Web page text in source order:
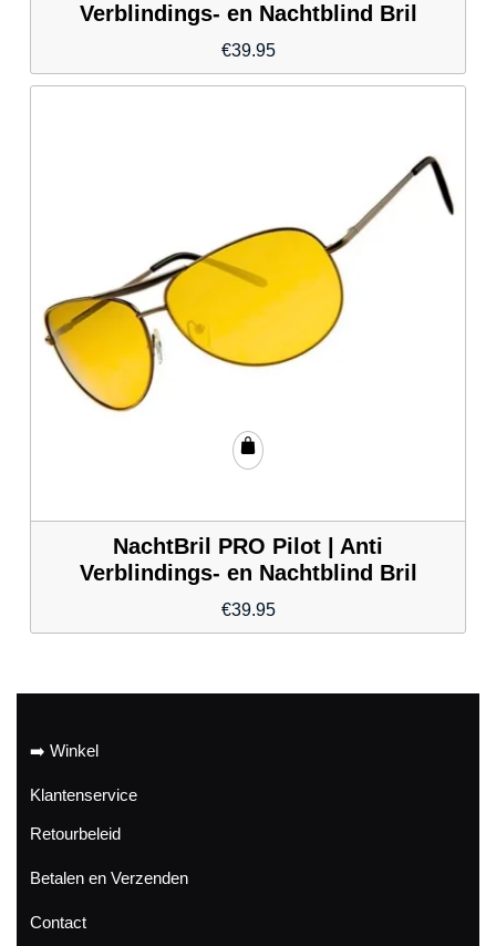
Verblindings- en Nachtblind Bril
€39.95
NachtBril PRO Pilot | Anti
Verblindings- en Nachtblind Bril
€39.95
➡️ Winkel
Klantenservice
Retourbeleid
Betalen en Verzenden
Contact